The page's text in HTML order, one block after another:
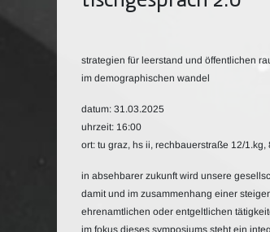
strategien für leerstand und öffentlichen
im demographischen wandel
datum: 31.03.2025
uhrzeit: 16:00
ort: tu graz, hs ii, rechbauerstraße 12/1.kg,
in absehbarer zukunft wird unsere
damit und im zusammenhang einer
ehrenamtlichen oder entgeltlichen
im fokus dieses symposiums steht ein